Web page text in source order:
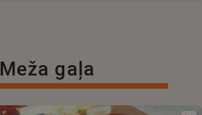
Meža gaļa